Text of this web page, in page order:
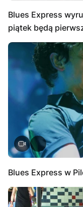
Blues Express
piątek będą
Blues